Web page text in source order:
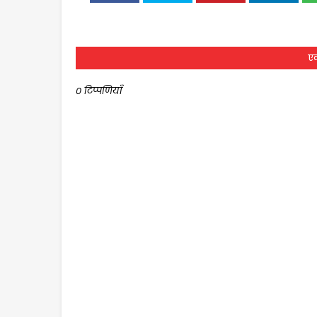
0 टिप्पणियाँ